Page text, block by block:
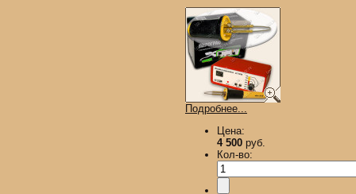
Подробнее...
Цена:
4 500 руб.
Кол-во: